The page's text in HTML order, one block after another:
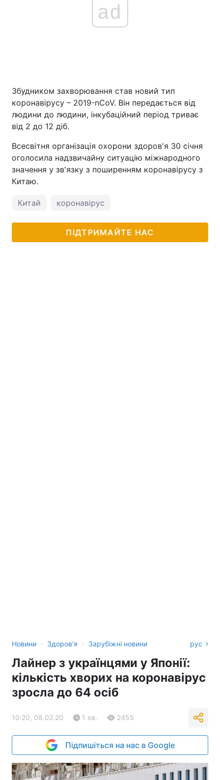
ad
Збудником захворювання став новий тип
коронавірусу – 2019-nCoV. Він передається від
людини до людини, інкубаційний період триває
від 2 до 12 діб.
Всесвітня організація охорони здоров'я 30 січня
оголосила надзвичайну ситуацію міжнародного
значення у зв'язку з поширенням коронавірусу з
Китаю.
Китай коронавірус
ПІДТРИМАЙТЕ НАС
Новини › Здоров'я › Зарубіжні новини рус
Лайнер з українцями у Японії:
кількість хворих на коронавірус
зросла до 64 осіб
10:20, 08.02.20 1 хв. 2455
Підпишіться на нас в Google